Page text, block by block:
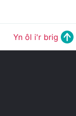
Yn ôl i'r brig